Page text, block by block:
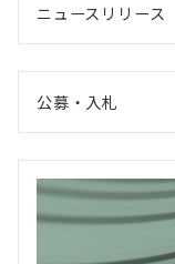
ニュースリリース
公募・入札